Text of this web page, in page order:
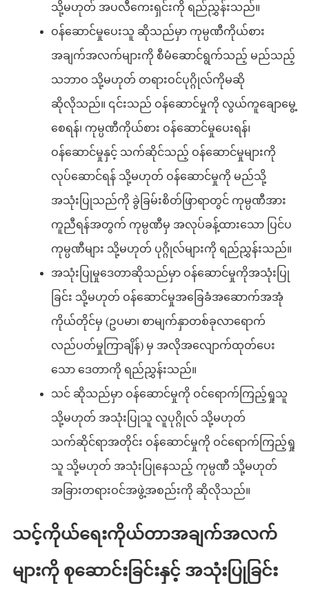
သို့မဟုတ် အပလီကေးရှင်းကို ရည်ညွှန်းသည်။
ဝန်ဆောင်မှုပေးသူ ဆိုသည်မှာ ကုမ္ပဏီကိုယ်စား
အချက်အလက်များကို စီမံဆောင်ရွက်သည့် မည်သည့်
သဘာဝ သို့မဟုတ် တရားဝင်ပုဂ္ဂိုလ်ကိုမဆို
ဆိုလိုသည်။ ၎င်းသည် ဝန်ဆောင်မှုကို လွယ်ကူချောမွေ့
စေရန်၊ ကုမ္ပဏီကိုယ်စား ဝန်ဆောင်မှုပေးရန်၊
ဝန်ဆောင်မှုနှင့် သက်ဆိုင်သည့် ဝန်ဆောင်မှုများကို
လုပ်ဆောင်ရန် သို့မဟုတ် ဝန်ဆောင်မှုကို မည်သို့
အသုံးပြုသည်ကို ခွဲခြမ်းစိတ်ဖြာရာတွင် ကုမ္ပဏီအား
ကူညီရန်အတွက် ကုမ္ပဏီမှ အလုပ်ခန့်ထားသော ပြင်ပ
ကုမ္ပဏီများ သို့မဟုတ် ပုဂ္ဂိုလ်များကို ရည်ညွှန်းသည်။
အသုံးပြုမှုဒေတာဆိုသည်မှာ ဝန်ဆောင်မှုကိုအသုံးပြု
ခြင်း သို့မဟုတ် ဝန်ဆောင်မှုအခြေခံအဆောက်အအုံ
ကိုယ်တိုင်မှ (ဥပမာ၊ စာမျက်နှာတစ်ခုလာရောက်
လည်ပတ်မှုကြာချိန်) မှ အလိုအလျောက်ထုတ်ပေး
သော ဒေတာကို ရည်ညွှန်းသည်။
သင် ဆိုသည်မှာ ဝန်ဆောင်မှုကို ဝင်ရောက်ကြည့်ရှုသူ
သို့မဟုတ် အသုံးပြုသူ လူပုဂ္ဂိုလ် သို့မဟုတ်
သက်ဆိုင်ရာအတိုင်း ဝန်ဆောင်မှုကို ဝင်ရောက်ကြည့်ရှု
သူ သို့မဟုတ် အသုံးပြုနေသည့် ကုမ္ပဏီ သို့မဟုတ်
အခြားတရားဝင်အဖွဲ့အစည်းကို ဆိုလိုသည်။
သင့်ကိုယ်ရေးကိုယ်တာအချက်အလက်
များကို စုဆောင်းခြင်းနှင့် အသုံးပြုခြင်း